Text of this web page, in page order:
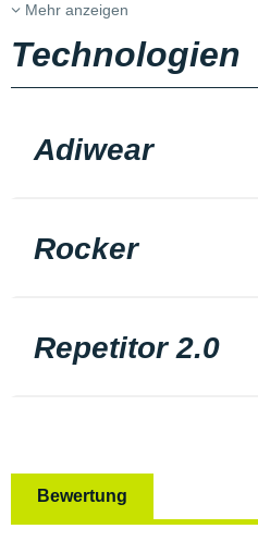
Mehr anzeigen
Technologien
Adiwear
Rocker
Repetitor 2.0
Bewertung